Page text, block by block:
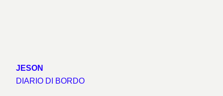
JESON
DIARIO DI BORDO